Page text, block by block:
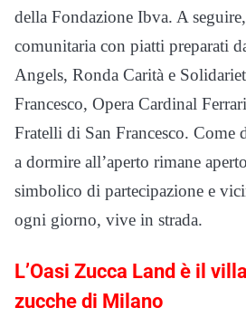
della Fondazione Ibva. A
comunitaria con piatti preparati
Angels, Ronda Carità e
Francesco, Opera Cardinal
Fratelli di San Francesco. Come
a dormire all’aperto rimane
simbolico di partecipazione e
ogni giorno, vive in strada.
L’Oasi Zucca Land è il
zucche di Milano